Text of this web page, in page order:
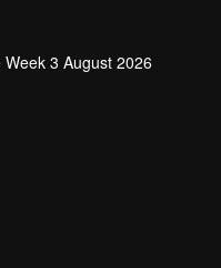
3 August 2026